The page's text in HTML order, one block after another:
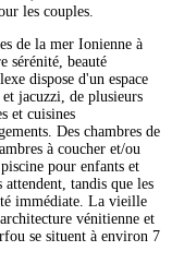
les couples.
de la mer Ionienne à
sérénité, beauté
dispose d'un espace
jacuzzi, de plusieurs
et cuisines
Des chambres de
à coucher et/ou
pour enfants et
attendent, tandis que les
immédiate. La vieille
vénitienne et
se situent à environ 7